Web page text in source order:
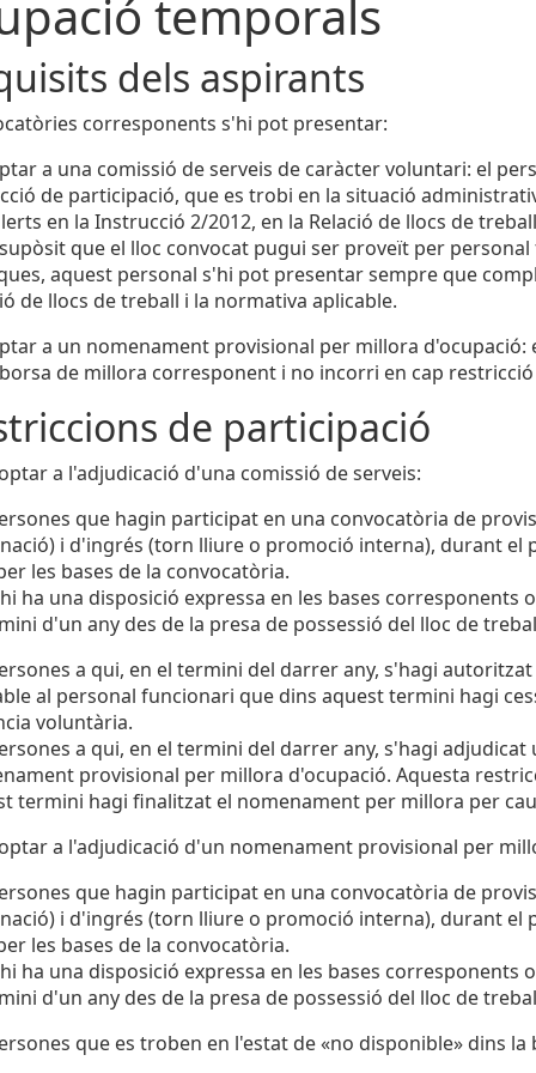
temporals
dels aspirants
corresponents s'hi pot presentar:
a una comissió de serveis de caràcter voluntari: el
de participació, que es trobi en la situació
en la Instrucció 2/2012, en la Relació de llocs de
que el lloc convocat pugui ser proveït per
aquest personal s'hi pot presentar sempre que
de llocs de treball i la normativa aplicable.
a un nomenament provisional per millora
de millora corresponent i no incorri en cap
de participació
a l'adjudicació d'una comissió de serveis:
que hagin participat en una convocatòria de
i d'ingrés (torn lliure o promoció interna), durant el
les bases de la convocatòria.
ha una disposició expressa en les bases
d'un any des de la presa de possessió del lloc de
a qui, en el termini del darrer any, s'hagi
al personal funcionari que dins aquest termini hagi
voluntària.
a qui, en el termini del darrer any, s'hagi
provisional per millora d'ocupació. Aquesta
termini hagi finalitzat el nomenament per millora per
a l'adjudicació d'un nomenament provisional per
que hagin participat en una convocatòria de
i d'ingrés (torn lliure o promoció interna), durant el
les bases de la convocatòria.
ha una disposició expressa en les bases
d'un any des de la presa de possessió del lloc de
que es troben en l'estat de «no disponible» dins